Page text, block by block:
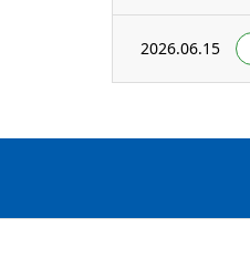
2026.06.15